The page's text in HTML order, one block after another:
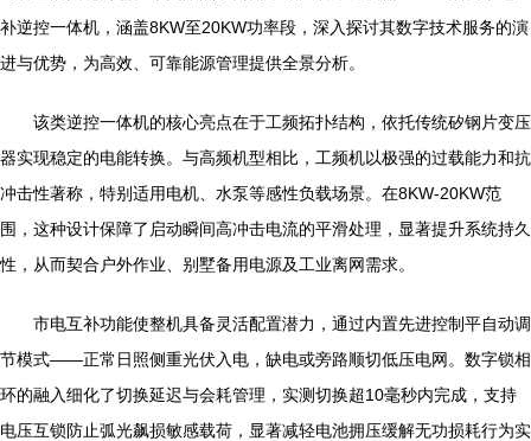
补逆控一体机，涵盖8KW至20KW功率段，深入探讨其数字技术服务的演
进与优势，为高效、可靠能源管理提供全景分析。
该类逆控一体机的核心亮点在于工频拓扑结构，依托传统矽钢片变压
器实现稳定的电能转换。与高频机型相比，工频机以极强的过载能力和抗
冲击性著称，特别适用电机、水泵等感性负载场景。在8KW-20KW范
围，这种设计保障了启动瞬间高冲击电流的平滑处理，显著提升系统持久
性，从而契合户外作业、别墅备用电源及工业离网需求。
市电互补功能使整机具备灵活配置潜力，通过内置先进控制平自动调
节模式——正常日照侧重光伏入电，缺电或旁路顺切低压电网。数字锁相
环的融入细化了切换延迟与会耗管理，实测切换超10毫秒内完成，支持
电压互锁防止弧光飙损敏感载荷，显著减轻电池拥压缓解无功损耗行为实